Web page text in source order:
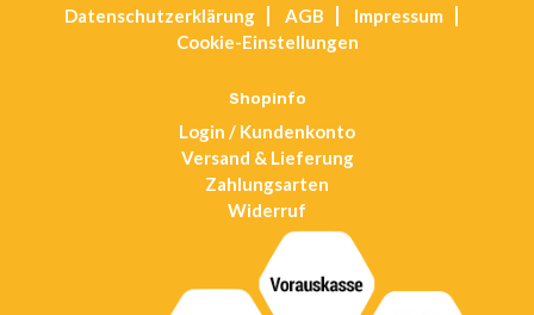
a
tab
Datenschutz­erklärung AGB
Impressum
Cookie-Einstellungen
Shopinfo
Login / Kundenkonto
Versand & Lieferung
Zahlungsarten
Widerruf